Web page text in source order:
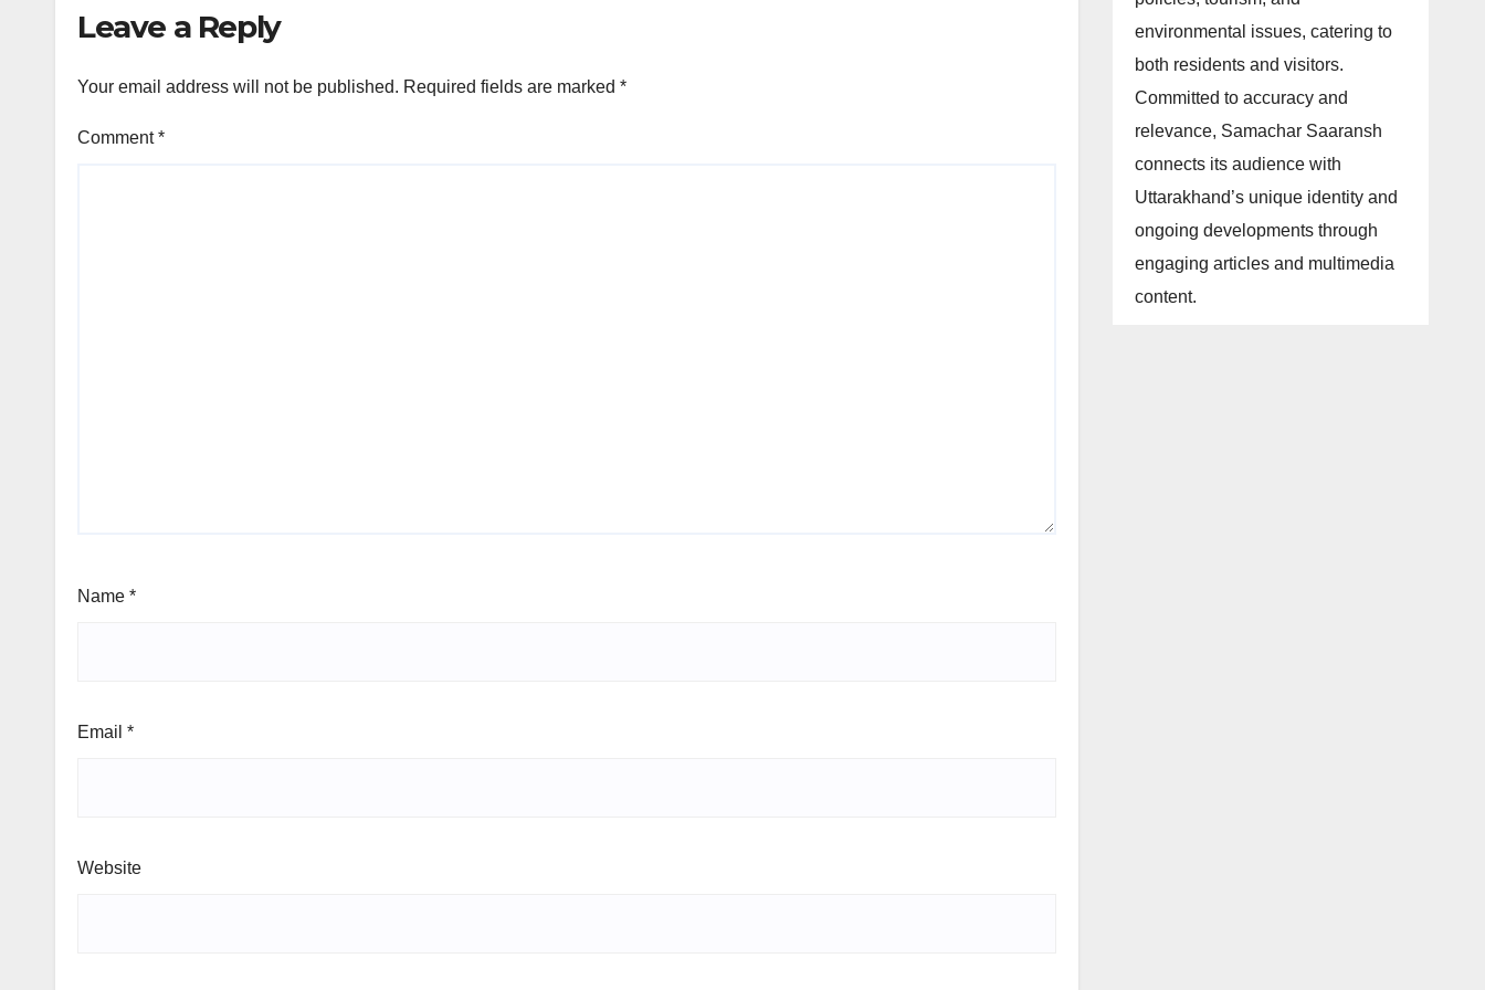
Leave a Reply
Your email address will not be published. Required fields are marked *
Comment*
Name *
Email *
Website
environmental issues, catering to
both residents and visitors.
Committed to accuracy and
relevance, Samachar Saaransh
connects its audience with
Uttarakhand’s unique identity and
ongoing developments through
engaging articles and multimedia
content.